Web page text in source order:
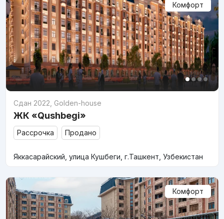
Комфорт
Сдан 2022 Golden-house
ЖК «Qushbegi»
Рассрочка Продано
Яккасарайский, улица Кушбеги, г.Ташкент, Узбекистан
Комфорт